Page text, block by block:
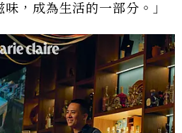
，成為生活的一部分。」